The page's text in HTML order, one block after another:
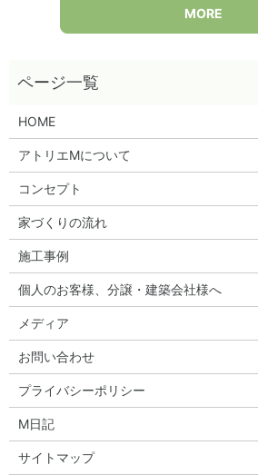
MORE
HOME
アトリエMについて
コンセプト
家づくりの流れ
施工事例
個人のお客様、分譲・建築会社様へ
メディア
お問い合わせ
プライバシーポリシー
M日記
サイトマップ